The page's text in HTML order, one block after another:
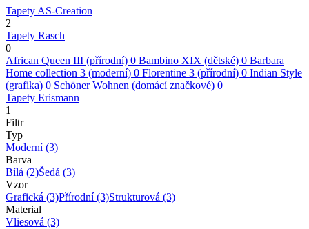
Tapety AS-Creation
2
Tapety Rasch
0
African Queen III (přírodní) 0 Bambino XIX (dětské) 0 Barbara
Home collection 3 (moderní) 0 Florentine 3 (přírodní) 0 Indian Style
(grafika) 0 Schöner Wohnen (domácí značkové) 0
Tapety Erismann
1
Filtr
Typ
Moderní(3)
Barva
Bílá (2)Šedá (3)
Vzor
Grafická (3)Přírodní(3)Strukturová (3)
Material
Vliesová (3)